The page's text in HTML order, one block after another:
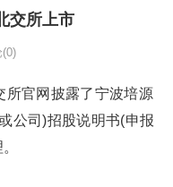
交所上市
(0)
所官网披露了宁波培源
公司)招股说明书(申报